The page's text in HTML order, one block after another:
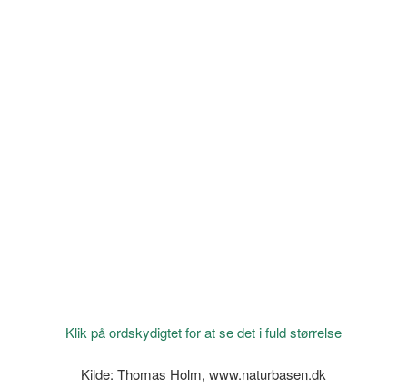
Klik på ordskydigtet for at se det i fuld størrelse
Kilde: Thomas Holm, www.naturbasen.dk